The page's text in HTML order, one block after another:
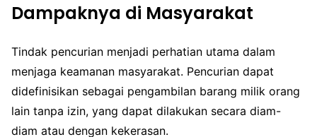
Dampaknya di Masyarakat
Tindak pencurian menjadi perhatian utama dalam
menjaga keamanan masyarakat. Pencurian dapat
didefinisikan sebagai pengambilan barang milik orang
lain tanpa izin, yang dapat dilakukan secara diam-
diam atau dengan kekerasan.